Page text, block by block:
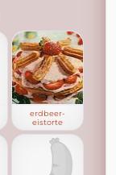
erdbeer-
eistorte